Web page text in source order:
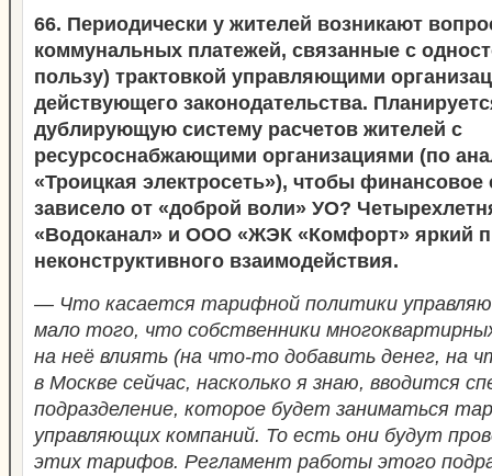
66. Периодически у жителей возникают
коммунальных платежей, связанные с
пользу) трактовкой управляющими
действующего законодательства.
дублирующую систему расчетов жителей с
ресурсоснабжающими организациями (по
«Троицкая электросеть»), чтобы
зависело от «доброй воли» УО?
«Водоканал» и ООО «ЖЭК «Комфорт» яркий
неконструктивного взаимодействия.
— Что касается тарифной политики
мало того, что собственники
на неё влиять (на что-то добавить денег, на
в Москве сейчас, насколько я знаю, вводится
подразделение, которое будет заниматься
управляющих компаний. То есть они будут
этих тарифов. Регламент работы этого